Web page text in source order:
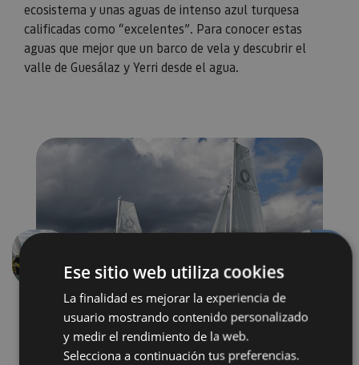
ecosistema y unas aguas de intenso azul turquesa
calificadas como “excelentes”. Para conocer estas
aguas que mejor que un barco de vela y descubrir el
valle de Guesálaz y Yerri desde el agua.
AnteriorEse sitio web utiliza cookies
La finalidad es mejorar la experiencia de
usuario mostrando contenido personalizado
y medir el rendimiento de la web.
Selecciona a continuación tus preferencias.